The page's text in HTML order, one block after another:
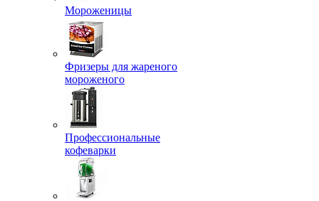
Мороженицы
Фризеры для жареного
мороженого
Профессиональные
кофеварки